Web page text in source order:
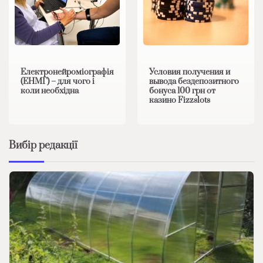
Електронейроміографія
(ЕНМГ) – для чого і
коли необхідна
Условия получения и
вывода бездепозитного
бонуса 100 грн от
казино Fizzslots
Вибір редакції